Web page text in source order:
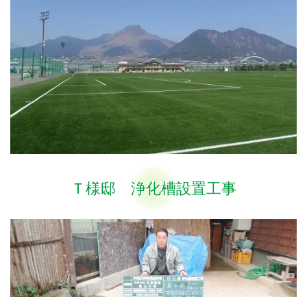
Ｔ様邸 浄化槽設置工事